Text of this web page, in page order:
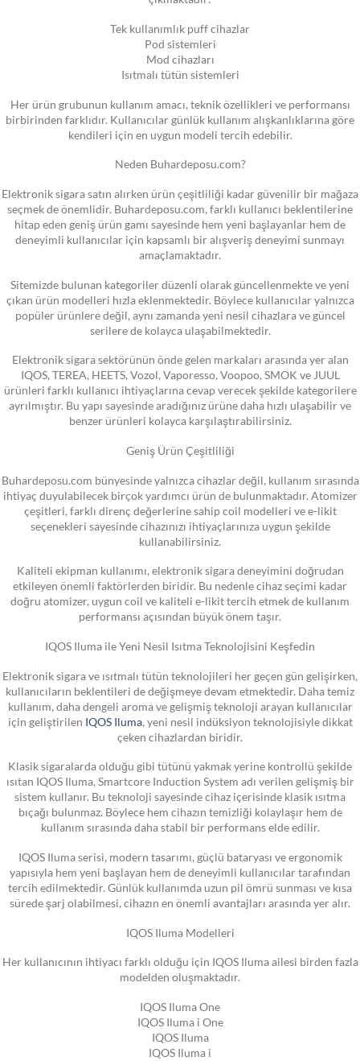
Tek kullanımlık puff cihazlar
Pod sistemleri
Mod cihazları
Isıtmalı tütün sistemleri
Her ürün grubunun kullanım amacı, teknik özellikleri ve performansı
birbirinden farklıdır. Kullanıcılar günlük kullanım alışkanlıklarına göre
kendileri için en uygun modeli tercih edebilir.
Neden Buhardeposu.com?
Elektronik sigara satın alırken ürün çeşitliliği kadar güvenilir bir mağaza
seçmek de önemlidir. Buhardeposu.com, farklı kullanıcı beklentilerine
hitap eden geniş ürün gamı sayesinde hem yeni başlayanlar hem de
deneyimli kullanıcılar için kapsamlı bir alışveriş deneyimi sunmayı
amaçlamaktadır.
Sitemizde bulunan kategoriler düzenli olarak güncellenmekte ve yeni
çıkan ürün modelleri hızla eklenmektedir. Böylece kullanıcılar yalnızca
popüler ürünlere değil, aynı zamanda yeni nesil cihazlara ve güncel
serilere de kolayca ulaşabilmektedir.
Elektronik sigara sektörünün önde gelen markaları arasında yer alan
IQOS, TEREA, HEETS, Vozol, Vaporesso, Voopoo, SMOK ve JUUL
ürünleri farklı kullanıcı ihtiyaçlarına cevap verecek şekilde kategorilere
ayrılmıştır. Bu yapı sayesinde aradığınız ürüne daha hızlı ulaşabilir ve
benzer ürünleri kolayca karşılaştırabilirsiniz.
Geniş Ürün Çeşitliliği
Buhardeposu.com bünyesinde yalnızca cihazlar değil, kullanım sırasında
ihtiyaç duyulabilecek birçok yardımcı ürün de bulunmaktadır. Atomizer
çeşitleri, farklı direnç değerlerine sahip coil modelleri ve e-likit
seçenekleri sayesinde cihazınızı ihtiyaçlarınıza uygun şekilde
kullanabilirsiniz.
Kaliteli ekipman kullanımı, elektronik sigara deneyimini doğrudan
etkileyen önemli faktörlerden biridir. Bu nedenle cihaz seçimi kadar
doğru atomizer, uygun coil ve kaliteli e-likit tercih etmek de kullanım
performansı açısından büyük önem taşır.
IQOS Iluma ile Yeni Nesil Isıtma Teknolojisini Keşfedin
Elektronik sigara ve ısıtmalı tütün teknolojileri her geçen gün gelişirken,
kullanıcıların beklentileri de değişmeye devam etmektedir. Daha temiz
kullanım, daha dengeli aroma ve gelişmiş teknoloji arayan kullanıcılar
için geliştirilen IQOS Iluma, yeni nesil indüksiyon teknolojisiyle dikkat
çeken cihazlardan biridir.
Klasik sigaralarda olduğu gibi tütünü yakmak yerine kontrollü şekilde
ısıtan IQOS Iluma, Smartcore Induction System adı verilen gelişmiş bir
sistem kullanır. Bu teknoloji sayesinde cihaz içerisinde klasik ısıtma
bıçağı bulunmaz. Böylece hem cihazın temizliği kolaylaşır hem de
kullanım sırasında daha stabil bir performans elde edilir.
IQOS Iluma serisi, modern tasarımı, güçlü bataryası ve ergonomik
yapısıyla hem yeni başlayan hem de deneyimli kullanıcılar tarafından
tercih edilmektedir. Günlük kullanımda uzun pil ömrü sunması ve kısa
sürede şarj olabilmesi, cihazın en önemli avantajları arasında yer alır.
IQOS Iluma Modelleri
Her kullanıcının ihtiyacı farklı olduğu için IQOS Iluma ailesi birden fazla
modelden oluşmaktadır.
IQOS Iluma One
IQOS Iluma i One
IQOS Iluma
IQOS Iluma i